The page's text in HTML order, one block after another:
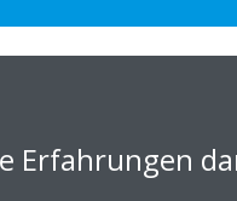
können nicht einfach so
Erfahrungen